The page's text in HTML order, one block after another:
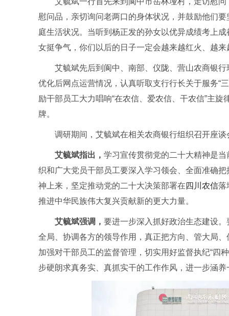
慰问品，亲切询问老两口的身体状况，并鼓励他们
庭生活状况。当听到杨正发的孙女以优异成绩考上
女挺争气，你们以后的日子一定会越来越红火、越来
艾毓斌先后到阆中、南部、仪陇、营山农商银
优化后网点运营情况，认真听取支行行长关于服务“
励干部员工大力唱响“在农信、爱农信、干农信”主旋
牌。
调研期间，艾毓斌在相关农商银行组织召开座
艾毓斌指出，学习宣传贯彻党的二十大精神是
织和广大党员干部员工要深入学习领会、全面准确
神上来，坚定推动党的二十大决策部署在 四川农信落
推进中华民族伟大复兴贡献新的更大力量。
艾毓斌强调，要进一步深入抓好政治生态建设
全局、协调各方的领导作用，真正把方向、管大局
加强对干部员工的监督管理，切实用好监督执纪“四
步硬朗求真务实、真抓实干的工作作风，进一步涵